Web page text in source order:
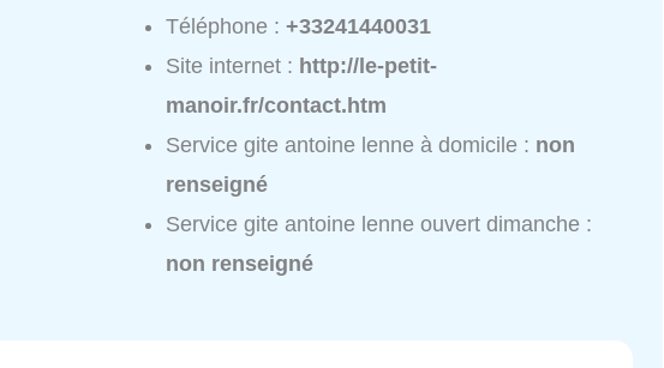
Téléphone :+33241440031
Site internet : http://le-petit-
manoir.fr/contact.htm
Service gite antoine lenne à domicile : non
renseigné
Service gite antoine lenne ouvert dimanche :
non renseigné